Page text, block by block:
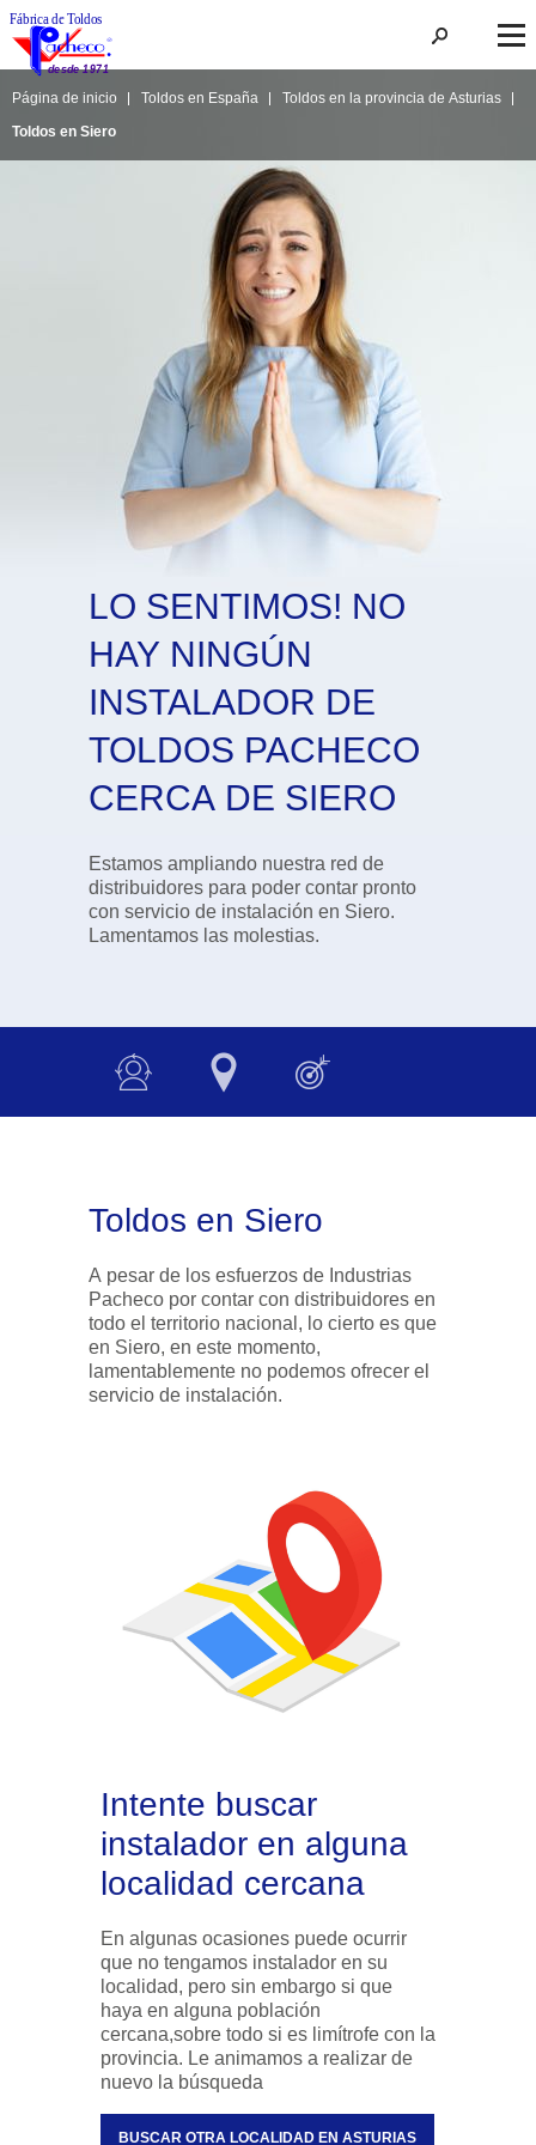
Página de inicio Toldos en España
Toldos en la provincia de Asturias
Toldos en Siero
LO SENTIMOS! NO
HAY NINGÚN
INSTALADOR DE
TOLDOS PACHECO
CERCA DE SIERO
Estamos ampliando nuestra red de
distribuidores para poder contar pronto
con servicio de instalación en Siero.
Lamentamos las molestias.
Toldos en Siero
A pesar de los esfuerzos de Industrias
Pacheco por contar con distribuidores en
todo el territorio nacional, lo cierto es que
en Siero, en este momento,
lamentablemente no podemos ofrecer el
servicio de instalación.
Intente buscar
instalador en alguna
localidad cercana
En algunas ocasiones puede ocurrir
que no tengamos instalador en su
localidad, pero sin embargo si que
haya en alguna población
cercana,sobre todo si es limítrofe con la
provincia. Le animamos a realizar de
nuevo la búsqueda
BUSCAR OTRA LOCALIDAD EN ASTURIAS